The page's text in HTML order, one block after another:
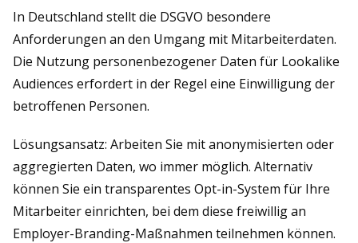
In Deutschland stellt die DSGVO besondere
Anforderungen an den Umgang mit Mitarbeiterdaten.
Die Nutzung personenbezogener Daten für Lookalike
Audiences erfordert in der Regel eine Einwilligung der
betroffenen Personen.
Lösungsansatz: Arbeiten Sie mit anonymisierten oder
aggregierten Daten, wo immer möglich. Alternativ
können Sie ein transparentes Opt-in-System für Ihre
Mitarbeiter einrichten, bei dem diese freiwillig an
Employer-Branding-Maßnahmen teilnehmen können.